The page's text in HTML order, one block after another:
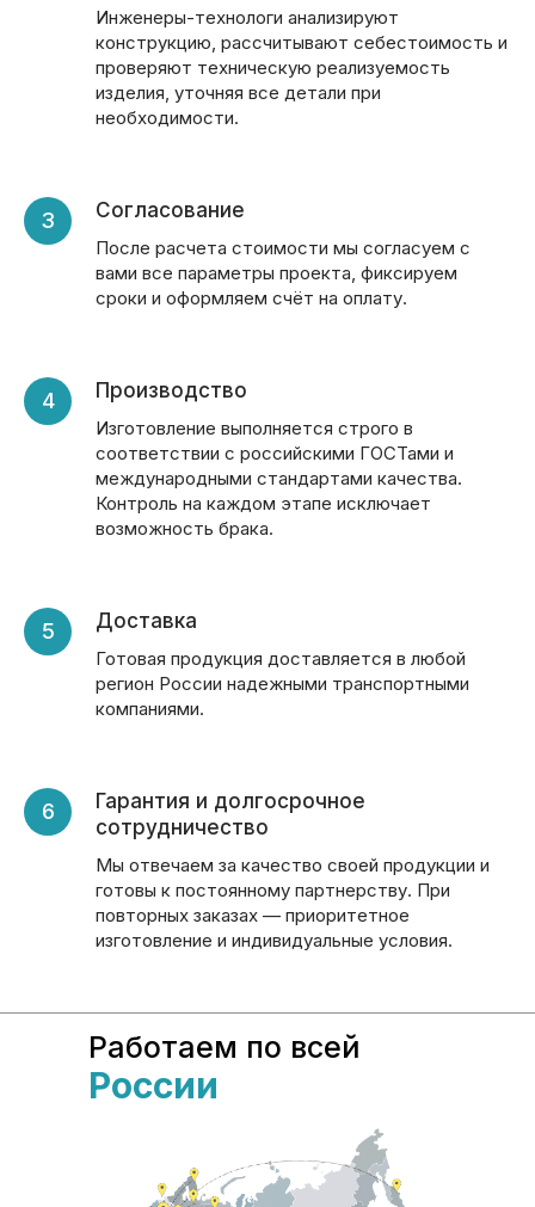
Инженеры-технологи анализируют
конструкцию, рассчитывают себестоимость и
проверяют техническую реализуемость
изделия, уточняя все детали при
необходимости.
Согласование
После расчета стоимости мы согласуем с
вами все параметры проекта, фиксируем
сроки и оформляем счёт на оплату.
Производство
Изготовление выполняется строго в
соответствии с российскими ГОСТами и
международными стандартами качества.
Контроль на каждом этапе исключает
возможность брака.
Доставка
Готовая продукция доставляется в любой
регион России надежными транспортными
компаниями.
Гарантия и долгосрочное
сотрудничество
Мы отвечаем за качество своей продукции и
готовы к постоянному партнерству. При
повторных заказах — приоритетное
изготовление и индивидуальные условия.
Работаем по всей
России